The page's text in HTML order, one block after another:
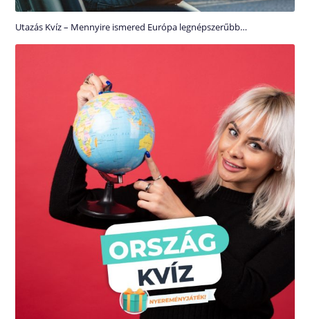
Utazás Kvíz – Mennyire ismered Európa legnépszerűbb…